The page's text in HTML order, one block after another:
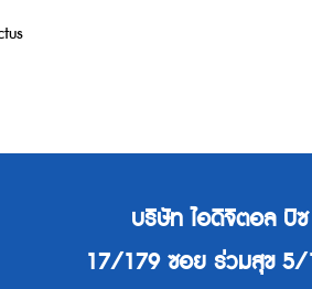
บริษัท ไอดิจิตอล บิ
17/179 ซอย ร่วมสุข 5/